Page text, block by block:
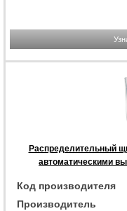
Распределительный
автоматическими
Код производителя
Производитель